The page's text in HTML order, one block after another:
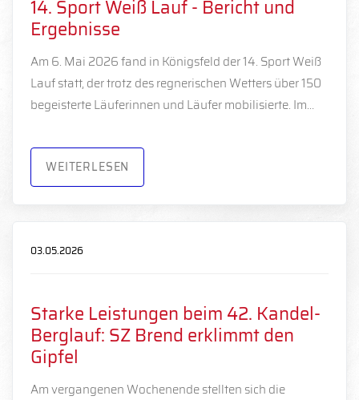
14. Sport Weiß Lauf - Bericht und
Ergebnisse
Am 6. Mai 2026 fand in Königsfeld der 14. Sport Weiß
Lauf statt, der trotz des regnerischen Wetters über 150
begeisterte Läuferinnen und Läufer mobilisierte. Im…
WEITERLESEN
03.05.2026
Starke Leistungen beim 42. Kandel-
Berglauf: SZ Brend erklimmt den
Gipfel
Am vergangenen Wochenende stellten sich die